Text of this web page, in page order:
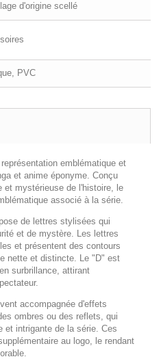
d'origine scellé
PVC
emblématique et
et anime éponyme. Conçu
et mystérieuse de l'histoire, le
associé à la série.
de lettres stylisées qui
et de mystère. Les lettres
et présentent des contours
nette et distincte. Le "D" est
surbrillance, attirant
accompagnée d'effets
ombres ou des reflets, qui
et intrigante de la série. Ces
au logo, le rendant